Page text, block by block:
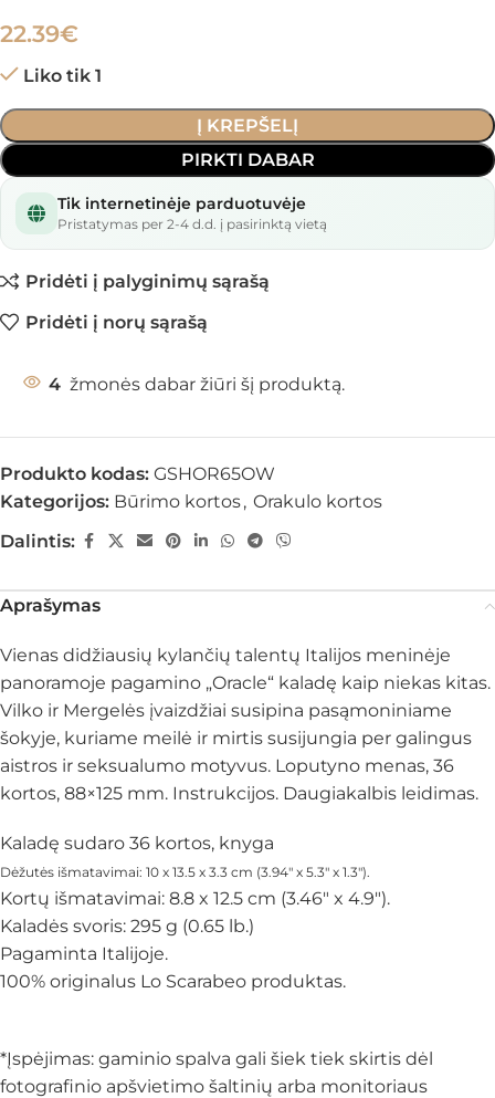
22.39€
Liko tik 1
Į KREPŠELĮ
PIRKTI DABAR
Tik internetinėje parduotuvėje
Pristatymas per 2-4 d.d. į pasirinktą vietą
Pridėti į palyginimų sąrašą
Pridėti į norų sąrašą
4 žmonės dabar žiūri šį produktą.
Produkto kodas: GSHOR65OW
Kategorijos: Būrimo kortos, Orakulo kortos
Dalintis:
Aprašymas
Vienas didžiausių kylančių talentų Italijos meninėje
panoramoje pagamino „Oracle“ kaladę kaip niekas kitas.
Vilko ir Mergelės įvaizdžiai susipina pasąmoniniame
šokyje, kuriame meilė ir mirtis susijungia per galingus
aistros ir seksualumo motyvus. Loputyno menas, 36
kortos, 88×125 mm. Instrukcijos. Daugiakalbis leidimas.
Kaladę sudaro 36 kortos, knyga
Dėžutės išmatavimai: 10 x 13.5 x 3.3 cm (3.94″ x 5.3″ x 1.3″).
Kortų išmatavimai: 8.8 x 12.5 cm (3.46″ x 4.9″).
Kaladės svoris: 295 g (0.65 lb.)
Pagaminta Italijoje.
100% originalus Lo Scarabeo produktas.
*Įspėjimas: gaminio spalva gali šiek tiek skirtis dėl
fotografinio apšvietimo šaltinių arba monitoriaus